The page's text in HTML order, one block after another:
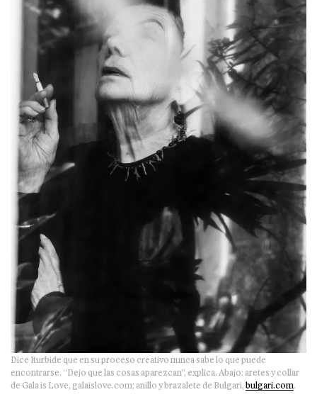
Dice Iturbide que en su proceso creativo nunca sabe lo que puede
encontrarse. “Dejo que las cosas aparezcan”, explica. Abajo: aretes y collar
de Gala is Love, galaislove.com; anillo y brazalete de Bulgari, bulgari.com.